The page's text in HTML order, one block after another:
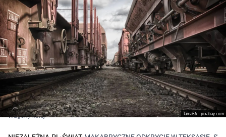
Tama66 - pixabay.com
Wagony kolej